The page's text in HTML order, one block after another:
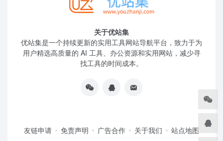
关于优站集
优站集是一个持续更新的实用工具网站导航平台，致力于为
用户精选高质量的 AI 工具、办公资源和实用网站，减少寻
找工具的时间成本。
友链申请 免责声明 广告合作 关于我们 站点地图